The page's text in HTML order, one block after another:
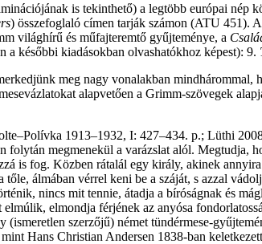
is tekinthető) a legtöbb európai nép
) összefoglaló címen tarják számon (ATU 451).
világhírű és műfajteremtő gyűjteménye, a
a későbbi kiadásokban olvashatókhoz képest): 9.
meg nagy vonalakban mindhárommal,
alapvetően a Grimm-szövegek
1913–1932, I: 427–434. p.; Lüthi
megmenekül a varázslat alól. Megtudja,
is fog. Közben rátalál egy király, akinek
álmában vérrel keni be a száját, s azzal
nincs mit tennie, átadja a bíróságnak és
elmondja férjének az anyósa
szerzőjű) német tündérmese-
Hans Christian Andersen 1838-ban